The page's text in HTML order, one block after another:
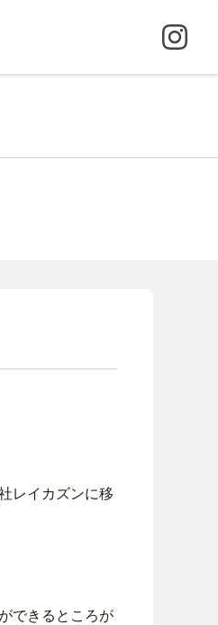
レイカズンに移
できるところが